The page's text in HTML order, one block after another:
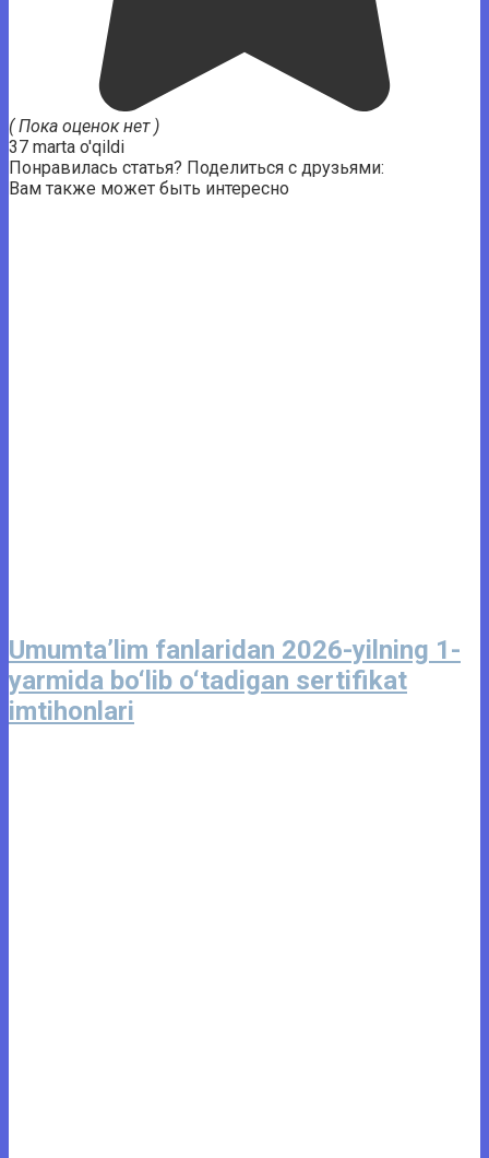
( Пока оценок нет )
37 marta o'qildi
Понравилась статья? Поделиться с друзьями:
Вам также может быть интересно
Umumta’lim fanlaridan 2026-yilning 1-
yarmida bo‘lib o‘tadigan sertifikat
imtihonlari